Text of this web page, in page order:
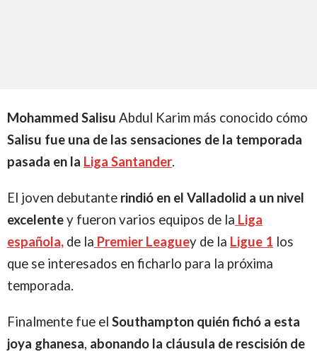
Mohammed Salisu Abdul Karim más conocido cómo
Salisu fue una de las sensaciones de la temporada
pasada en la Liga Santander.
El joven debutante rindió en el Valladolid a un nivel
excelentey fueron varios equipos de la Liga
española, de la Premier Leaguey de la Ligue 1 los
que se interesados en ficharlo para la próxima
temporada.
Finalmente fue el Southampton quién fichó a esta
joya ghanesa, abonando la cláusula de rescisión de